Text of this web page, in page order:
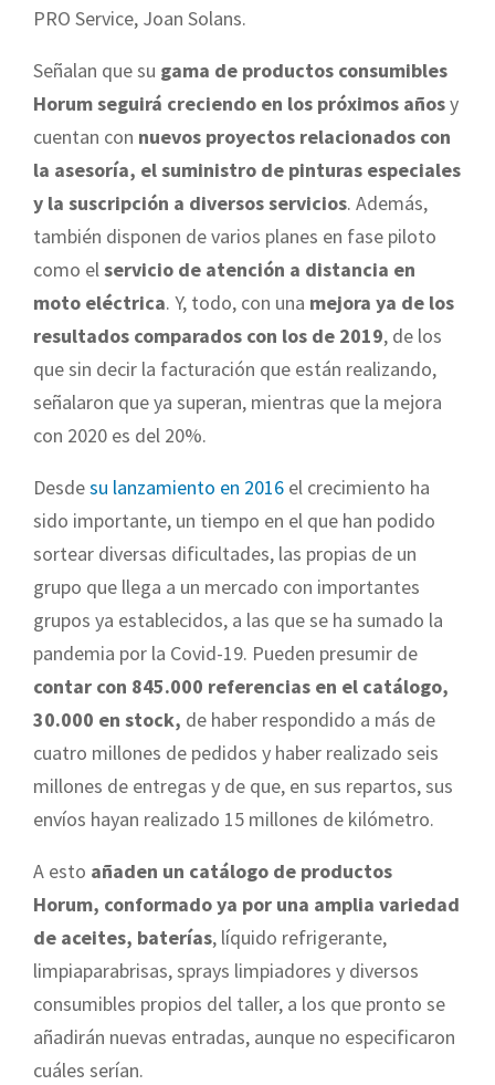
PRO Service, Joan Solans.
Señalan que su gama de productos consumibles
Horum seguirá creciendo en los próximos añosy
cuentan con nuevos proyectos relacionados con
la asesoría, el suministro de pinturas especiales
y la suscripción a diversos servicios. Además,
también disponen de varios planes en fase piloto
como elservicio de atención a distancia en
moto eléctrica. Y, todo, con una mejora ya de los
resultados comparados con los de 2019, de los
que sin decir la facturación que están realizando,
señalaron que ya superan, mientras que la mejora
con 2020 es del 20%.
Desdesu lanzamiento en 2016 el crecimiento ha
sido importante, un tiempo en el que han podido
sortear diversas dificultades, las propias de un
grupo que llega a un mercado con importantes
grupos ya establecidos, a las que se ha sumado la
pandemia por la Covid-19. Pueden presumir de
contar con 845.000 referencias en el catálogo,
30.000 en stock, de haber respondido a más de
cuatro millones de pedidos y haber realizado seis
millones de entregas y de que, en sus repartos, sus
envíos hayan realizado 15 millones de kilómetro.
A esto añaden un catálogo de productos
Horum, conformado ya por una amplia variedad
de aceites, baterías, líquido refrigerante,
limpiaparabrisas, sprays limpiadores y diversos
consumibles propios del taller, a los que pronto se
añadirán nuevas entradas, aunque no especificaron
cuáles serían.